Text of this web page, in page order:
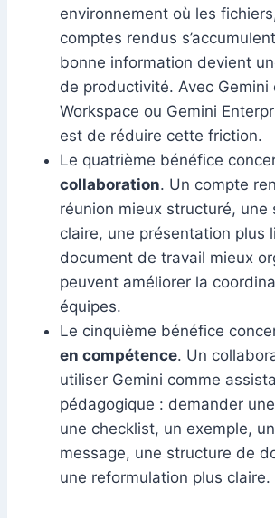
environnement où les
comptes rendus
bonne information devient
de productivité. Avec Gemini
Workspace ou Gemini
est de réduire cette friction.
Le quatrième bénéfice
collaboration. Un compte
réunion mieux structuré, une
claire, une présentation plus
document de travail mieux
peuvent améliorer la
équipes.
Le cinquième bénéfice
en compétence. Un
utiliser Gemini comme
pédagogique : demander
une checklist, un exemple,
message, une structure de
une reformulation plus claire.